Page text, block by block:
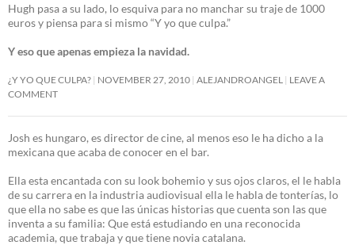
Hugh pasa a su lado, lo esquiva para no manchar su traje de 1000
euros y piensa para si mismo “Y yo que culpa.”
Y eso que apenas empieza la navidad.
¿Y YO QUE CULPA? NOVEMBER 27, 2010 ALEJANDROANGEL
LEAVE A
COMMENT
Josh es hungaro, es director de cine, al menos eso le ha dicho a la
mexicana que acaba de conocer en el bar.
Ella esta encantada con su look bohemio y sus ojos claros, el le habla
de su carrera en la industria audiovisual ella le habla de tonterías, lo
que ella no sabe es que las únicas historias que cuenta son las que
inventa a su familia: Que está estudiando en una reconocida
academia, que trabaja y que tiene novia catalana.